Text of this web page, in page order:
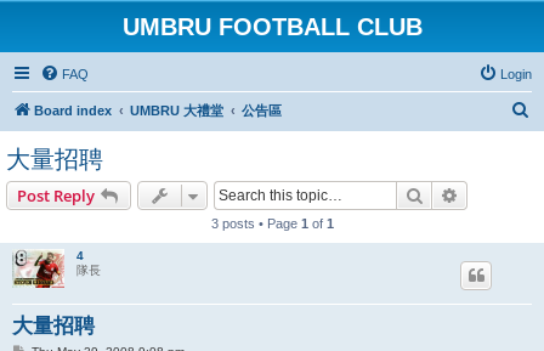
UMBRU FOOTBALL CLUB
FAQ Login
Board index UMBRU 大禮堂 公告區
大量招聘
Post Reply Search
3 posts • Page 1 of 1
4
隊長
大量招聘